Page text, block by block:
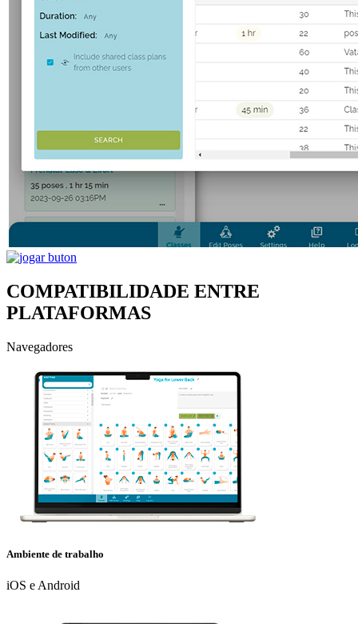
COMPATIBILIDADE ENTRE
PLATAFORMAS
Navegadores
Ambiente de trabalho
iOS e Android